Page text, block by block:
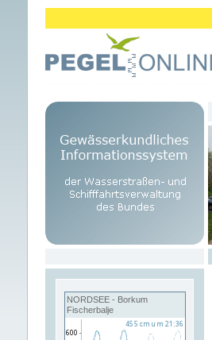
NORDSEE - Borkum
Fischerbalje